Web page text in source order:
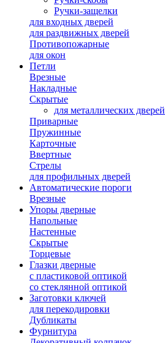
Ручки-защелки
для входных дверей
для раздвижных дверей
Противопожарные
для окон
Петли
Врезные
Накладные
Скрытые
для металлических дверей
Приварные
Пружинные
Карточные
Ввертные
Стрелы
для профильных дверей
Автоматические пороги
Врезные
Упоры дверные
Напольные
Настенные
Скрытые
Торцевые
Глазки дверные
с пластиковой оптикой
со стеклянной оптикой
Заготовки ключей
для перекодировки
Дубликаты
Фурнитура